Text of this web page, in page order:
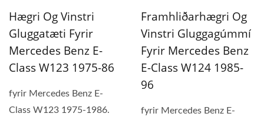
Hægri Og Vinstri
Gluggatæti Fyrir
Mercedes Benz E-
Class W123 1975-86
fyrir Mercedes Benz E-
Class W123 1975-1986.
Framhliðarhægri Og
Vinstri Gluggagúmmí
Fyrir Mercedes Benz
E-Class W124 1985-
96
fyrir Mercedes Benz E-